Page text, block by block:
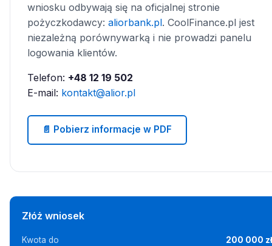
wniosku odbywają się na oficjalnej stronie
pożyczkodawcy: aliorbank.pl. CoolFinance.pl jest
niezależną porównywarką i nie prowadzi panelu
logowania klientów.
Telefon: +48 12 19 502
E-mail: kontakt@alior.pl
📄 Pobierz informacje w PDF
Złóż wniosek
Kwota do 200 000 zł